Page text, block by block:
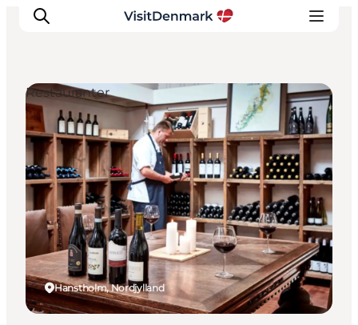
Inspiration
Destinationer
Oplevelser
Overnatning
Planlæg ferien
Hanstholm, Nordjylland
Restauranter